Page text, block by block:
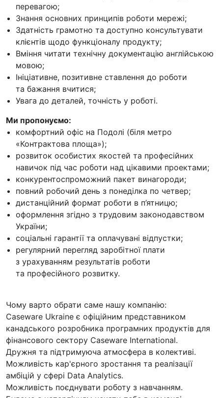
перевагою;
Знання основних принципів роботи мережі;
Здатність грамотно та доступно консультувати
клієнтів щодо функціоналу продукту;
Вміння читати технічну документацію англійською
мовою;
Ініціативне, позитивне ставлення до роботи
та бажання вчитися;
Увага до деталей, точність у роботі.
Ми пропонуємо:
комфортний офіс на Подолі (біля метро
«Контрактова площа»);
розвиток особистих якостей та професійних
навичок під час роботи над цікавими проектами;
конкурентоспроможний пакет винагороди;
повний робочий день з понеділка по четвер;
дистанційний формат роботи в п’ятницю;
оформлення згідно з трудовим законодавством
України;
соціальні гарантії та оплачувані відпустки;
регулярний перегляд заробітної плати
з урахуванням результатів роботи
та професійного розвитку.
Чому варто обрати саме нашу компанію:
Caseware Ukraine є офіційним представником
канадського розробника програмних продуктів для
фінансового сектору Caseware International.
Дружня та підтримуюча атмосфера в колективі.
Можливість кар'єрного зростання та реалізації
амбіцій у сфері Data Analytics.
Можливість поєднувати роботу з навчанням.